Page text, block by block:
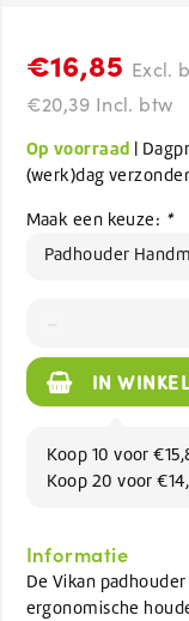
€16,85 Excl.
€20,39 Incl. btw
Op voorraad |
(werk)dag
Maak een keuze: *
Padhouder
IN
Koop 10 voor
Koop 20 voor
Informatie
De Vikan
ergonomische